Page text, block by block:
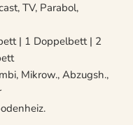
TV, Parabol,
| 1 Doppelbett | 2
Mikrow., Abzugsh.,